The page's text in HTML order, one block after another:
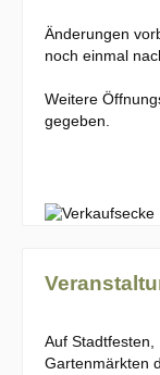
Änderungen
noch einmal
Weitere
gegeben.
Auf
Gartenmärkten